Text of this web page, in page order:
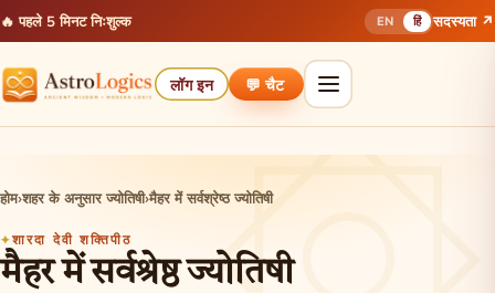
🔥 पहले 5 मिनट निःशुल्क EN हिं सदस्यता ↗
लॉग इन 💬 चैट
होम›शहर के अनुसार ज्योतिषी›मैहर में सर्वश्रेष्ठ ज्योतिषी
शारदा देवी शक्तिपीठ
मैहर में सर्वश्रेष्ठ ज्योतिषी